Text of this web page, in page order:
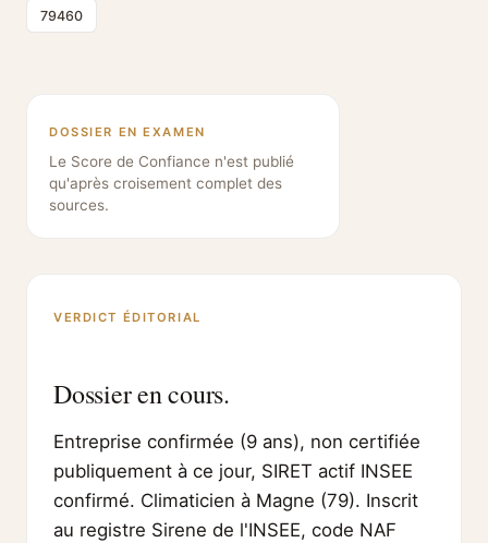
79460
DOSSIER EN EXAMEN
Le Score de Confiance n'est publié
qu'après croisement complet des
sources.
VERDICT ÉDITORIAL
Dossier en cours.
Entreprise confirmée (9 ans), non certifiée
publiquement à ce jour, SIRET actif INSEE
confirmé. Climaticien à Magne (79). Inscrit
au registre Sirene de l'INSEE, code NAF